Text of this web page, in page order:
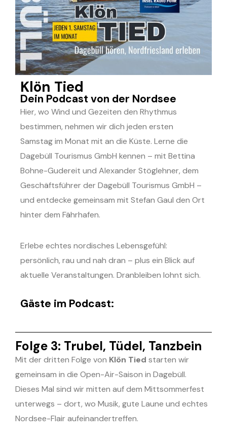
Klön Tied
Dein Podcast von der Nordsee
Hier, wo Wind und Gezeiten den Rhythmus
bestimmen, nehmen wir dich jeden ersten
Samstag im Monat mit an die Küste. Lerne die
Dagebüll Tourismus GmbH kennen – mit Bettina
Bohne-Gudereit und Alexander Stöglehner, dem
Geschäftsführer der Dagebüll Tourismus GmbH –
und entdecke gemeinsam mit Stefan Gaul den Ort
hinter dem Fährhafen.
Erlebe echtes nordisches Lebensgefühl:
persönlich, rau und nah dran – plus ein Blick auf
aktuelle Veranstaltungen. Dranbleiben lohnt sich.
Gäste im Podcast:
Folge 3: Trubel, Tüdel, Tanzbein
Mit der dritten Folge von Klön Tied starten wir
gemeinsam in die Open-Air-Saison in Dagebüll.
Dieses Mal sind wir mitten auf dem Mittsommerfest
unterwegs – dort, wo Musik, gute Laune und echtes
Nordsee-Flair aufeinandertreffen.